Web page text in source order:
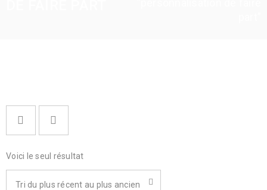
Voici le seul résultat
Tri du plus récent au plus ancien